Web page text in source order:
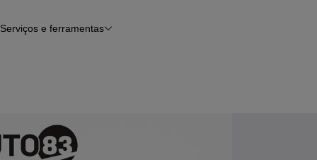
Serviços e ferramentas